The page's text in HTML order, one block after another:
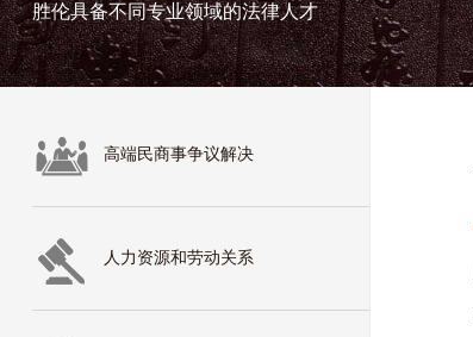
胜伦具备不同专业领域的法律人才
高端民商事争议解决
人力资源和劳动关系